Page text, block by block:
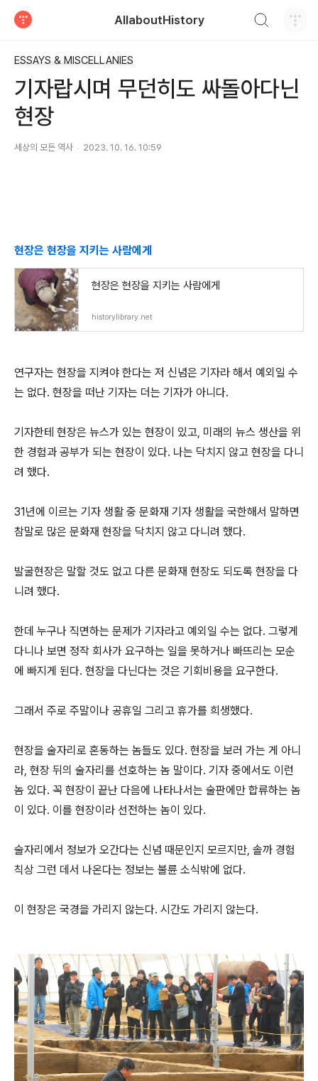
AllaboutHistory
ESSAYS & MISCELLANIES
기자랍시며 무던히도 싸돌아다닌
현장
세상의 모든 역사 2023. 10. 16. 10:59
현장은 현장을 지키는 사람에게
현장은 현장을 지키는 사람에게
historylibrary.net
연구자는 현장을 지켜야 한다는 저 신념은 기자라 해서 예외일 수
는 없다. 현장을 떠난 기자는 더는 기자가 아니다.
기자한테 현장은 뉴스가 있는 현장이 있고, 미래의 뉴스 생산을 위
한 경험과 공부가 되는 현장이 있다. 나는 닥치지 않고 현장을 다니
려 했다.
31년에 이르는 기자 생활 중 문화재 기자 생활을 국한해서 말하면
참말로 많은 문화재 현장을 닥치지 않고 다니려 했다.
발굴현장은 말할 것도 없고 다른 문화재 현장도 되도록 현장을 다
니려 했다.
한데 누구나 직면하는 문제가 기자라고 예외일 수는 없다. 그렇게
다니나 보면 정작 회사가 요구하는 일을 못하거나 빠뜨리는 모순
에 빠지게 된다. 현장을 다닌다는 것은 기회비용을 요구한다.
그래서 주로 주말이나 공휴일 그리고 휴가를 희생했다.
현장을 술자리로 혼동하는 놈들도 있다. 현장을 보러 가는 게 아니
라, 현장 뒤의 술자리를 선호하는 놈 말이다. 기자 중에서도 이런
놈 있다. 꼭 현장이 끝난 다음에 나타나서는 술판에만 합류하는 놈
이 있다. 이를 현장이라 선전하는 놈이 있다.
술자리에서 정보가 오간다는 신념 때문인지 모르지만, 솔까 경험
칙상 그런 데서 나온다는 정보는 불륜 소식밖에 없다.
이 현장은 국경을 가리지 않는다. 시간도 가리지 않는다.